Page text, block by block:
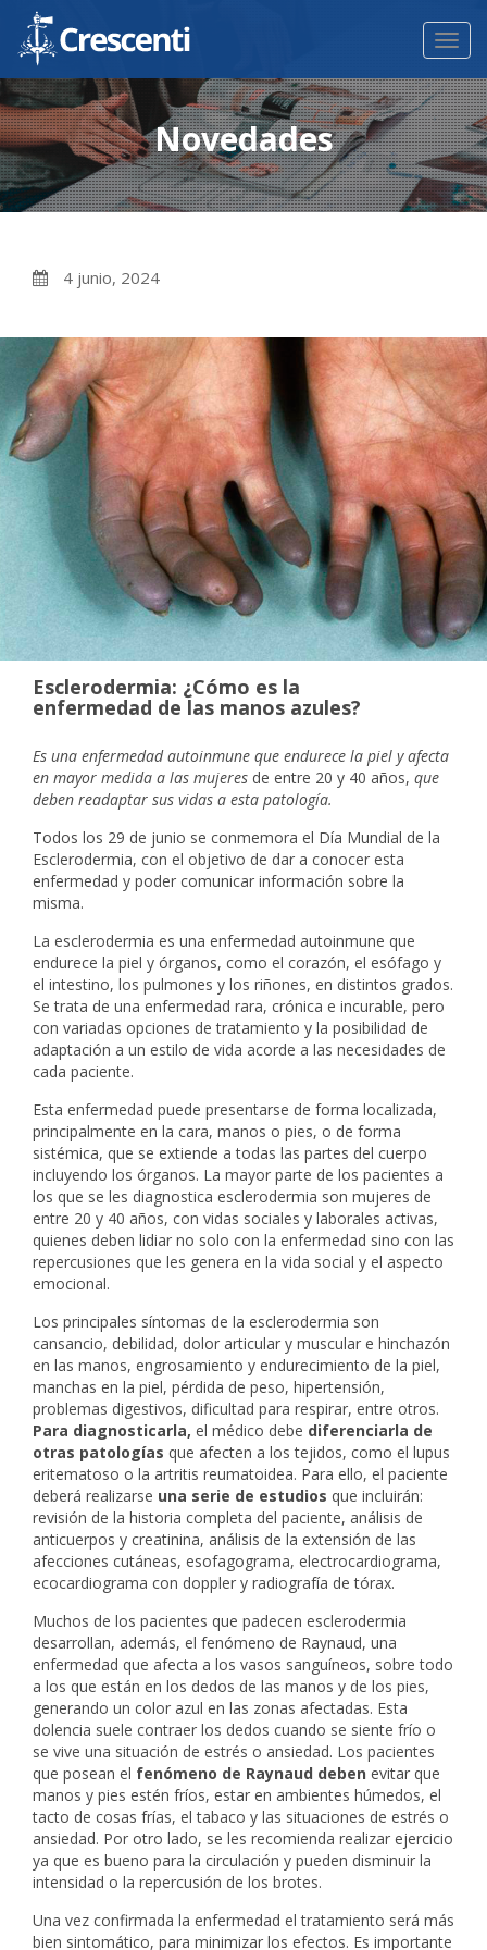
Novedades
4 junio, 2024
Esclerodermia: ¿Cómo es la
enfermedad de las manos azules?
Es una enfermedad autoinmune que endurece la piel y afecta
en mayor medida a las mujeres de entre 20 y 40 años, que
deben readaptar sus vidas a esta patología.
Todos los 29 de junio se conmemora el Día Mundial de la
Esclerodermia, con el objetivo de dar a conocer esta
enfermedad y poder comunicar información sobre la
misma.
La esclerodermia es una enfermedad autoinmune que
endurece la piel y órganos, como el corazón, el esófago y
el intestino, los pulmones y los riñones, en distintos grados.
Se trata de una enfermedad rara, crónica e incurable, pero
con variadas opciones de tratamiento y la posibilidad de
adaptación a un estilo de vida acorde a las necesidades de
cada paciente.
Esta enfermedad puede presentarse de forma localizada,
principalmente en la cara, manos o pies, o de forma
sistémica, que se extiende a todas las partes del cuerpo
incluyendo los órganos. La mayor parte de los pacientes a
los que se les diagnostica esclerodermia son mujeres de
entre 20 y 40 años, con vidas sociales y laborales activas,
quienes deben lidiar no solo con la enfermedad sino con las
repercusiones que les genera en la vida social y el aspecto
emocional.
Los principales síntomas de la esclerodermia son
cansancio, debilidad, dolor articular y muscular e hinchazón
en las manos, engrosamiento y endurecimiento de la piel,
manchas en la piel, pérdida de peso, hipertensión,
problemas digestivos, dificultad para respirar, entre otros.
Para diagnosticarla, el médico debe diferenciarla de
otras patologías que afecten a los tejidos, como el lupus
eritematoso o la artritis reumatoidea. Para ello, el paciente
deberá realizarse una serie de estudios que incluirán:
revisión de la historia completa del paciente, análisis de
anticuerpos y creatinina, análisis de la extensión de las
afecciones cutáneas, esofagograma, electrocardiograma,
ecocardiograma con doppler y radiografía de tórax.
Muchos de los pacientes que padecen esclerodermia
desarrollan, además, el fenómeno de Raynaud, una
enfermedad que afecta a los vasos sanguíneos, sobre todo
a los que están en los dedos de las manos y de los pies,
generando un color azul en las zonas afectadas. Esta
dolencia suele contraer los dedos cuando se siente frío o
se vive una situación de estrés o ansiedad. Los pacientes
que posean el fenómeno de Raynaud deben evitar que
manos y pies estén fríos, estar en ambientes húmedos, el
tacto de cosas frías, el tabaco y las situaciones de estrés o
ansiedad. Por otro lado, se les recomienda realizar ejercicio
ya que es bueno para la circulación y pueden disminuir la
intensidad o la repercusión de los brotes.
Una vez confirmada la enfermedad el tratamiento será más
bien sintomático, para minimizar los efectos. Es importante